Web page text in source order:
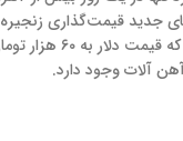
جدید قیمت‌گذاری
آلات وجود دارد.